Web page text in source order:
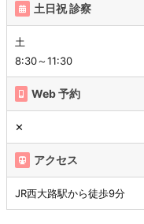
土日祝 診察
土
8:30～11:30
Web 予約
✕
アクセス
JR西大路駅から徒歩9分